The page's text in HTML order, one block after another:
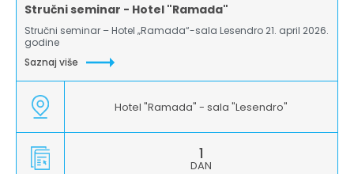
Stručni seminar - Hotel "Ramada"
Stručni seminar – Hotel „Ramada“-sala Lesendro 21. april 2026.
godine
Saznaj više
Hotel "Ramada" - sala "Lesendro"
1
DAN